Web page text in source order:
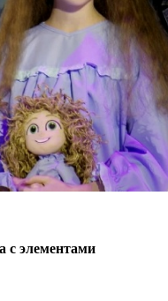
с элементами